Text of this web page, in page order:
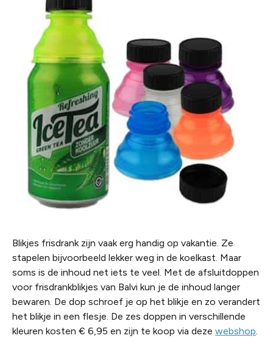
Blikjes frisdrank zijn vaak erg handig op vakantie. Ze
stapelen bijvoorbeeld lekker weg in de koelkast. Maar
soms is de inhoud net iets te veel. Met de afsluitdoppen
voor frisdrankblikjes van Balvi kun je de inhoud langer
bewaren. De dop schroef je op het blikje en zo verandert
het blikje in een flesje. De zes doppen in verschillende
kleuren kosten € 6,95 en zijn te koop via deze webshop.